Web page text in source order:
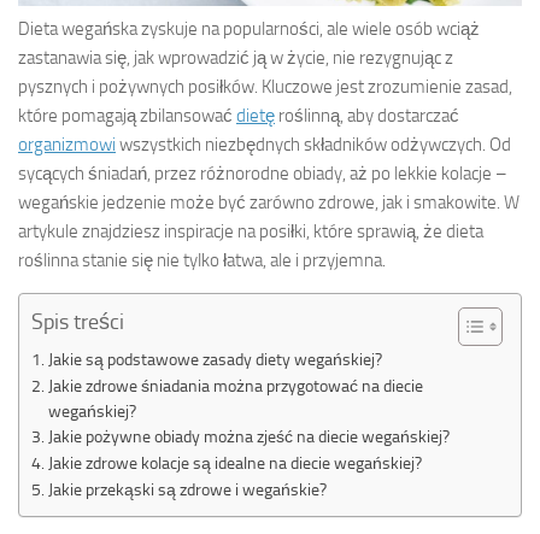
Dieta wegańska zyskuje na popularności, ale wiele osób wciąż
zastanawia się, jak wprowadzić ją w życie, nie rezygnując z
pysznych i pożywnych posiłków. Kluczowe jest zrozumienie zasad,
które pomagają zbilansować dietę roślinną, aby dostarczać
organizmowi wszystkich niezbędnych składników odżywczych. Od
sycących śniadań, przez różnorodne obiady, aż po lekkie kolacje –
wegańskie jedzenie może być zarówno zdrowe, jak i smakowite. W
artykule znajdziesz inspiracje na posiłki, które sprawią, że dieta
roślinna stanie się nie tylko łatwa, ale i przyjemna.
Spis treści
Jakie są podstawowe zasady diety wegańskiej?
Jakie zdrowe śniadania można przygotować na diecie
wegańskiej?
Jakie pożywne obiady można zjeść na diecie wegańskiej?
Jakie zdrowe kolacje są idealne na diecie wegańskiej?
Jakie przekąski są zdrowe i wegańskie?